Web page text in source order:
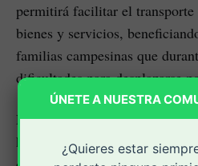
permitirá facilitar el transporte
bienes y servicios,
familias campesinas que
dificultades para desplazarse
La administración
hace parte de la estrategia
ÚNETE A NUESTRA
¿Quieres estar